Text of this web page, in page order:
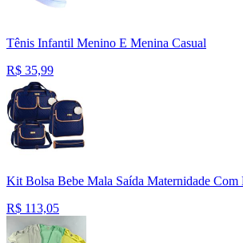
Tênis Infantil Menino E Menina Casual
R$ 35,99
Kit Bolsa Bebe Mala Saída Maternidade
R$ 113,05